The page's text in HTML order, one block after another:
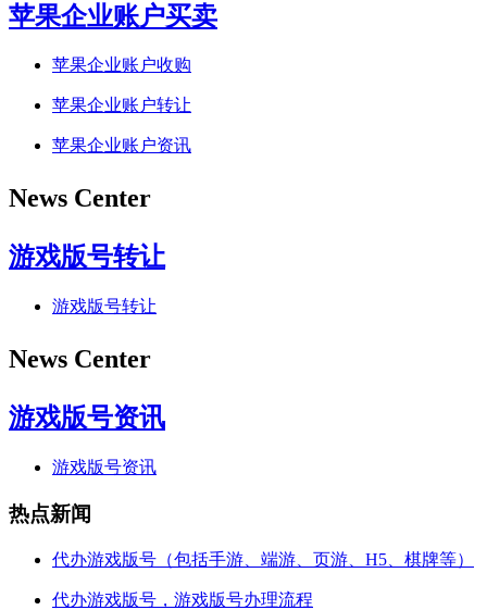
苹果企业账户买卖
苹果企业账户收购
苹果企业账户转让
苹果企业账户资讯
News Center
游戏版号转让
游戏版号转让
News Center
游戏版号资讯
游戏版号资讯
热点新闻
代办游戏版号（包括手游、端游、页游、H5、棋牌等）
代办游戏版号，游戏版号办理流程